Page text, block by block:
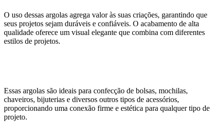
O uso dessas argolas agrega valor às suas criações, garantindo que
seus projetos sejam duráveis e confiáveis. O acabamento de alta
qualidade oferece um visual elegante que combina com diferentes
estilos de projetos.
Essas argolas são ideais para confecção de bolsas, mochilas,
chaveiros, bijuterias e diversos outros tipos de acessórios,
proporcionando uma conexão firme e estética para qualquer tipo de
projeto.